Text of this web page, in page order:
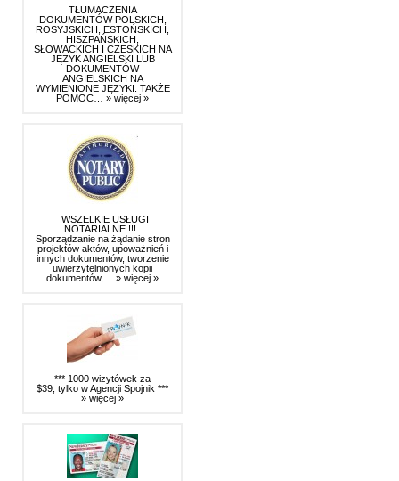
TŁUMACZENIA
DOKUMENTÓW POLSKICH,
ROSYJSKICH, ESTOŃSKICH,
HISZPAŃSKICH,
SŁOWACKICH I CZESKICH NA
JĘZYK ANGIELSKI LUB
DOKUMENTÓW
ANGIELSKICH NA
WYMIENIONE JĘZYKI. TAKŻE
POMOC… » więcej »
WSZELKIE USŁUGI
NOTARIALNE !!!
Sporządzanie na żądanie stron
projektów aktów, upoważnień i
innych dokumentów, tworzenie
uwierzytelnionych kopii
dokumentów,… » więcej »
*** 1000 wizytówek za
$39, tylko w Agencji Spojnik ***
» więcej »